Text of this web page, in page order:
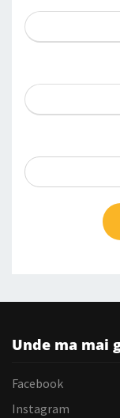
Unde ma mai
Facebook
Instagram